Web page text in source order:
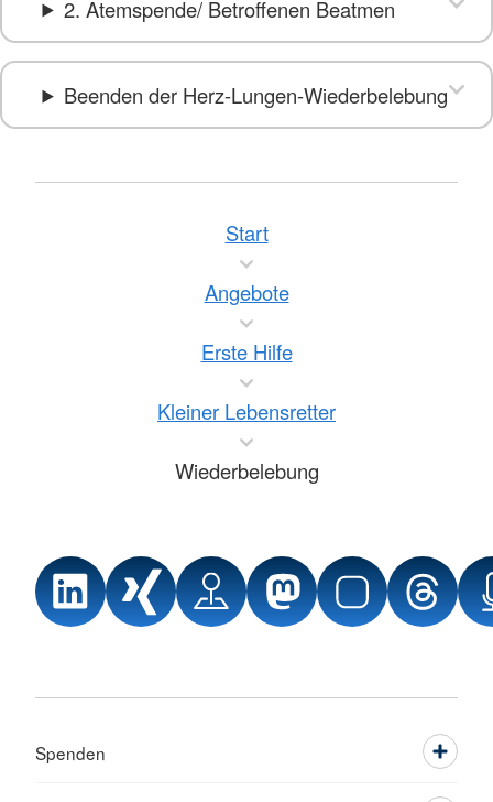
2. Atemspende/ Betroffenen Beatmen
Beenden der Herz-Lungen-Wiederbelebung
Start
Angebote
Erste Hilfe
Kleiner Lebensretter
Wiederbelebung
Spenden